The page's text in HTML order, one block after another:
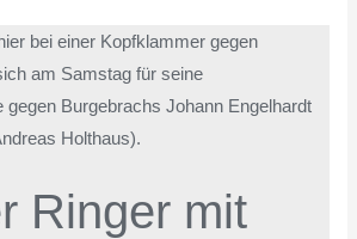
Ringer mit